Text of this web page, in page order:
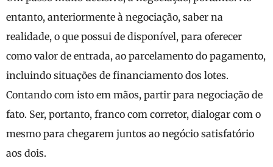
entanto, anteriormente à negociação, saber na
realidade, o que possui de disponível, para oferecer
como valor de entrada, ao parcelamento do pagamento,
incluindo situações de financiamento dos lotes.
Contando com isto em mãos, partir para negociação de
fato. Ser, portanto, franco com corretor, dialogar com o
mesmo para chegarem juntos ao negócio satisfatório
aos dois.